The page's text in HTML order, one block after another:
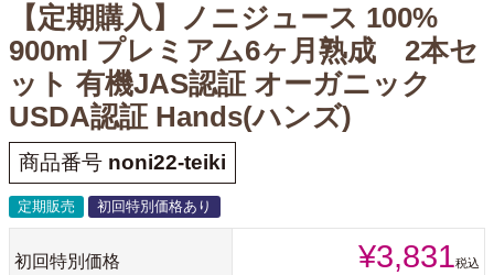
【定期購入】ノニジュース 100%
900ml プレミアム6ヶ月熟成 2本セ
ット 有機JAS認証 オーガニック
USDA認証 Hands(ハンズ)
商品番号 noni22-teiki
定期販売 初回特別価格あり
初回特別価格 ¥3,831税込